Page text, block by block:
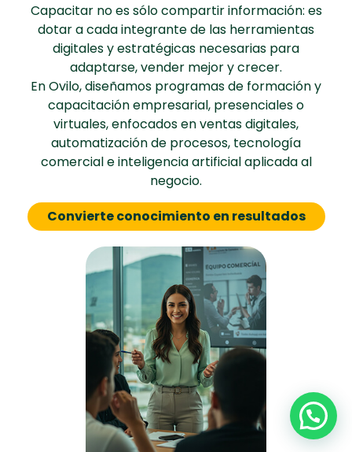
Capacitar no es sólo compartir información: es
dotar a cada integrante de las herramientas
digitales y estratégicas necesarias para
adaptarse, vender mejor y crecer.
En Ovilo, diseñamos programas de formación y
capacitación empresarial, presenciales o
virtuales, enfocados en ventas digitales,
automatización de procesos, tecnología
comercial e inteligencia artificial aplicada al
negocio.
Convierte conocimiento en resultados